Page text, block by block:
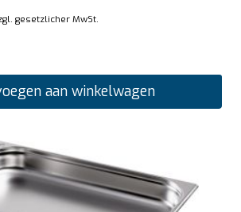
gesetzlicher MwSt.
aan winkelwagen